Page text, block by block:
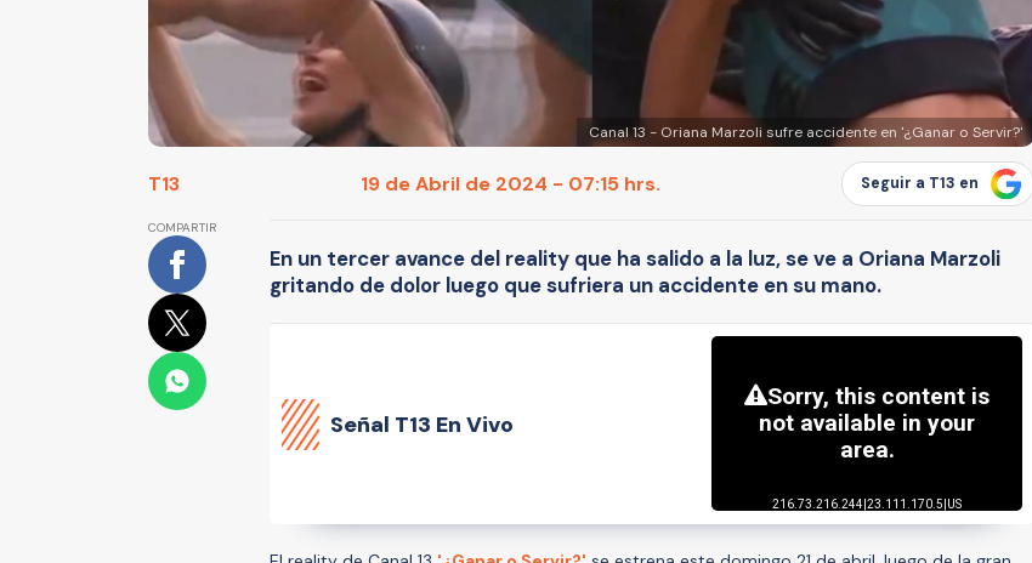
Canal 13 - Oriana Marzoli sufre accidente en '¿Ganar o Servir?'
T13 19 de Abril de 2024 - 07:15 hrs. Seguir a T13 en
COMPARTIR
En un tercer avance del reality que ha salido a la luz, se ve a Oriana Marzoli
gritando de dolor luego que sufriera un accidente en su mano.
Señal T13 En Vivo